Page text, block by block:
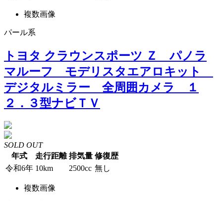
複数画像
パール系
トヨタ クラウンスポーツ Ｚ パノラ
マルーフ モデリスタエアロキット
デジタルミラー 全周囲カメラ １
２．３型ナビＴＶ
SOLD OUT
年式
走行距離 排気量 修復歴
令和6年 10km 2500cc 無し
複数画像